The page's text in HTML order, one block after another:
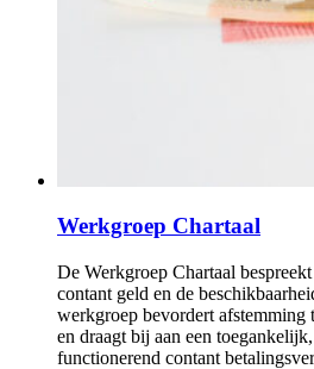
Werkgroep Chartaal
De Werkgroep Chartaal
contant geld en de
werkgroep bevordert afstemming
en draagt bij aan een
functionerend contant